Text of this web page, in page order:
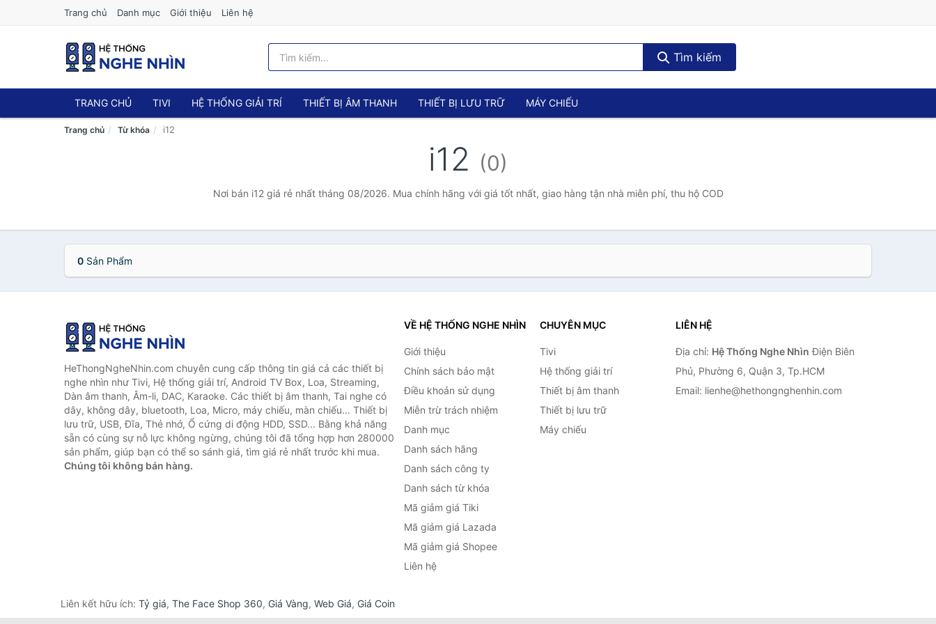
Trang chủ Danh mục Giới thiệu Liên hệ
Tìm kiếm
TRANG CHỦ TIVI HỆ THỐNG GIẢI TRÍ THIẾT BỊ ÂM THANH THIẾT BỊ LƯU TRỮ MÁY CHIẾU
Trang chủ Từ khóa i12
i12 (0)
Nơi bán i12 giá rẻ nhất tháng 08/2026. Mua chính hãng với giá tốt nhất, giao hàng tận nhà miễn phí, thu hộ COD
0 Sản Phẩm
HeThongNgheNhin.com chuyên cung cấp thông tin giá cả các thiết bị
nghe nhìn như Tivi, Hệ thống giải trí, Android TV Box, Loa, Streaming,
Dàn âm thanh, Âm-li, DAC, Karaoke. Các thiết bị âm thanh, Tai nghe có
dây, không dây, bluetooth, Loa, Micro, máy chiếu, màn chiếu... Thiết bị
lưu trữ, USB, Đĩa, Thẻ nhớ, Ổ cứng di động HDD, SSD... Bằng khả năng
sẵn có cùng sự nỗ lực không ngừng, chúng tôi đã tổng hợp hơn 280000
sản phẩm, giúp bạn có thể so sánh giá, tìm giá rẻ nhất trước khi mua.
Chúng tôi không bán hàng.
VỀ HỆ THỐNG NGHE NHÌN
Giới thiệu
Chính sách bảo mật
Điều khoản sử dụng
Miễn trừ trách nhiệm
Danh mục
Danh sách hãng
Danh sách công ty
Danh sách từ khóa
Mã giảm giá Tiki
Mã giảm giá Lazada
Mã giảm giá Shopee
Liên hệ
CHUYÊN MỤC
Tivi
Hệ thống giải trí
Thiết bị âm thanh
Thiết bị lưu trữ
Máy chiếu
LIÊN HỆ
Địa chỉ: Hệ Thống Nghe Nhìn Điện Biên
Phủ, Phường 6, Quận 3, Tp.HCM
Email: lienhe@hethongnghenhin.com
Liên kết hữu ích: Tỷ giá, The Face Shop 360, Giá Vàng, Web Giá, Giá Coin